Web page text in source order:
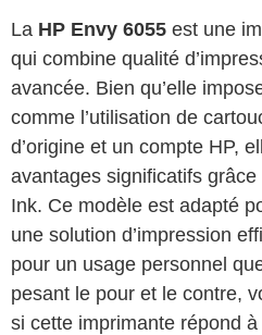
La HP Envy 6055 est une
qui combine qualité
avancée. Bien qu’elle
comme l’utilisation de
d’origine et un compte HP,
avantages significatifs
Ink. Ce modèle est adapté
une solution d’impression
pour un usage personnel
pesant le pour et le contre,
si cette imprimante répond